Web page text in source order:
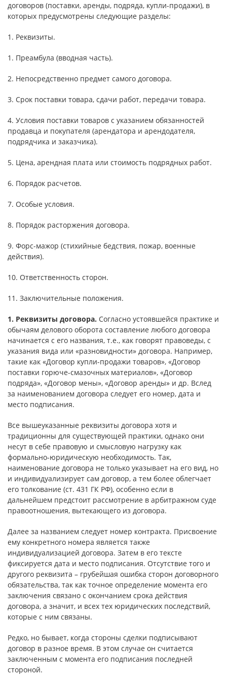
договоров (поставки, аренды, подряда, купли-продажи), в
которых предусмотрены следующие разделы:
1. Реквизиты.
1. Преамбула (вводная часть).
2. Непосредственно предмет самого договора.
3. Срок поставки товара, сдачи работ, передачи товара.
4. Условия поставки товаров с указанием обязанностей
продавца и покупателя (арендатора и арендодателя,
подрядчика и заказчика).
5. Цена, арендная плата или стоимость подрядных работ.
6. Порядок расчетов.
7. Особые условия.
8. Порядок расторжения договора.
9. Форс-мажор (стихийные бедствия, пожар, военные
действия).
10. Ответственность сторон.
11. Заключительные положения.
1. Реквизиты договора. Согласно устоявшейся практике и
обычаям делового оборота составление любого договора
начинается с его названия, т.е., как говорят правоведы, с
указания вида или «разновидности» договора. Например,
такие как «Договор купли-продажи товаров», «Договор
поставки горюче-смазочных материалов», «Договор
подряда», «Договор мены», «Договор аренды» и др. Вслед
за наименованием договора следует его номер, дата и
место подписания.
Все вышеуказанные реквизиты договора хотя и
традиционны для существующей практики, однако они
несут в себе правовую и смысловую нагрузку как
формально-юридическую необходимость. Так,
наименование договора не только указывает на его вид, но
и индивидуализирует сам договор, а тем более облегчает
его толкование (ст. 431 ГК РФ), особенно если в
дальнейшем предстоит рассмотрение в арбитражном суде
правоотношения, вытекающего из договора.
Далее за названием следует номер контракта. Присвоение
ему конкретного номера является также
индивидуализацией договора. Затем в его тексте
фиксируется дата и место подписания. Отсутствие того и
другого реквизита – грубейшая ошибка сторон договорного
обязательства, так как точное определение момента его
заключения связано с окончанием срока действия
договора, а значит, и всех тех юридических последствий,
которые с ним связаны.
Редко, но бывает, когда стороны сделки подписывают
договор в разное время. В этом случае он считается
заключенным с момента его подписания последней
стороной.